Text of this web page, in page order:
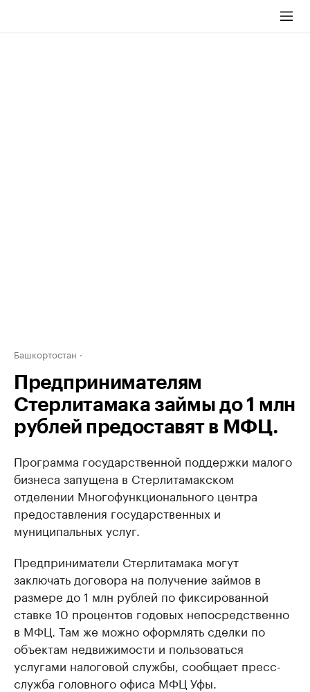
Башкортостан
Предпринимателям
Стерлитамака займы до 1 млн
рублей предоставят в МФЦ.
Программа государственной поддержки малого
бизнеса запущена в Стерлитамакском
отделении Многофункционального центра
предоставления государственных и
муниципальных услуг.
Предприниматели Стерлитамака могут
заключать договора на получение займов в
размере до 1 млн рублей по фиксированной
ставке 10 процентов годовых непосредственно
в МФЦ. Там же можно оформлять сделки по
объектам недвижимости и пользоваться
услугами налоговой службы, сообщает пресс-
служба головного офиса МФЦ Уфы.